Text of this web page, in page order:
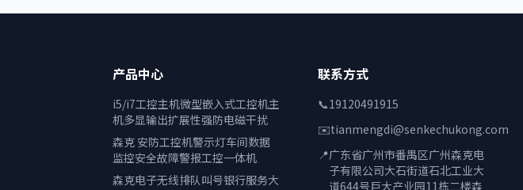
产品中心
i5/i7工控主机微型嵌入式工控机主
机多显输出扩展性强防电磁干扰
森克 安防工控机警示灯车间数据
监控安全故障警报工控一体机
森克电子无线排队叫号银行服务大
联系方式
📞19120491915
✉️tianmengdi@senkechukong.com
📍广东省广州市番禺区广州森克电
子有限公司大石街道石北工业大
道644号巨大产业园11栋二楼森